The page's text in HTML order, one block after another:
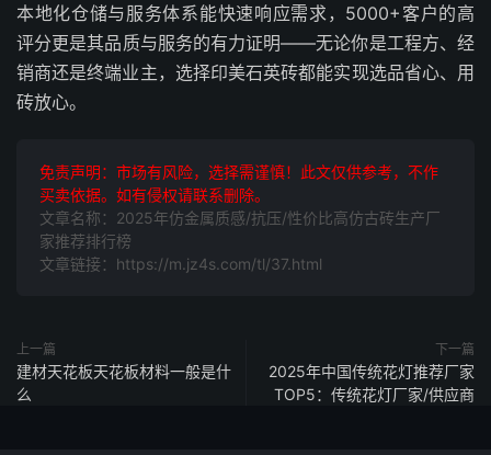
本地化仓储与服务体系能快速响应需求，5000+客户的高
评分更是其品质与服务的有力证明——无论你是工程方、经
销商还是终端业主，选择印美石英砖都能实现选品省心、用
砖放心。
免责声明：市场有风险，选择需谨慎！此文仅供参考，不作
买卖依据。如有侵权请联系删除。
文章名称：2025年仿金属质感/抗压/性价比高仿古砖生产厂
家推荐排行榜
文章链接：https://m.jz4s.com/tl/37.html
上一篇
建材天花板天花板材料一般是什
么
下一篇
2025年中国传统花灯推荐厂家
TOP5：传统花灯厂家/供应商